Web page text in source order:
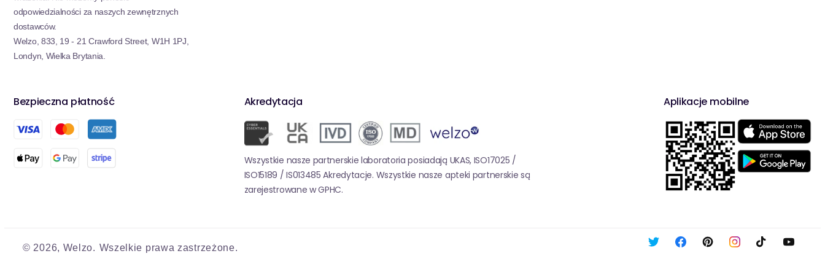
odpowiedzialności za naszych zewnętrznych
dostawców.
Welzo, 833, 19 - 21 Crawford Street, W1H 1PJ,
Londyn, Wielka Brytania.
Bezpieczna płatność Akredytacja
Wszystkie nasze partnerskie laboratoria posiadają UKAS, ISO17025 /
ISO15189 / IS013485 Akredytacje. Wszystkie nasze apteki partnerskie są
zarejestrowane w GPHC.
Aplikacje mobilne
© 2026, Welzo. Wszelkie prawa zastrzeżone. FacebookPinterestInstagramTiktok